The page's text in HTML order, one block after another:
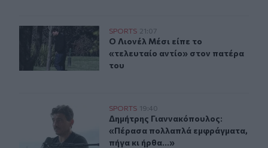
Ο Λιονέλ Μέσι είπε το «τελευταίο αντίο» στον πατέρα
SPORTS 21:07
Ο Λιονέλ Μέσι είπε το «τελευταίο
Ο Λιονέλ Μέσι είπε το
«τελευταίο αντίο» στον πατέρα
του
Δημήτρης Γιαννακόπουλος: «Πέρασα πολλαπλά
SPORTS 19:40
Δημήτρης Γιαννακόπουλος:
Δημήτρης Γιαννακόπουλος:
«Πέρασα πολλαπλά εμφράγματα,
πήγα κι ήρθα...»